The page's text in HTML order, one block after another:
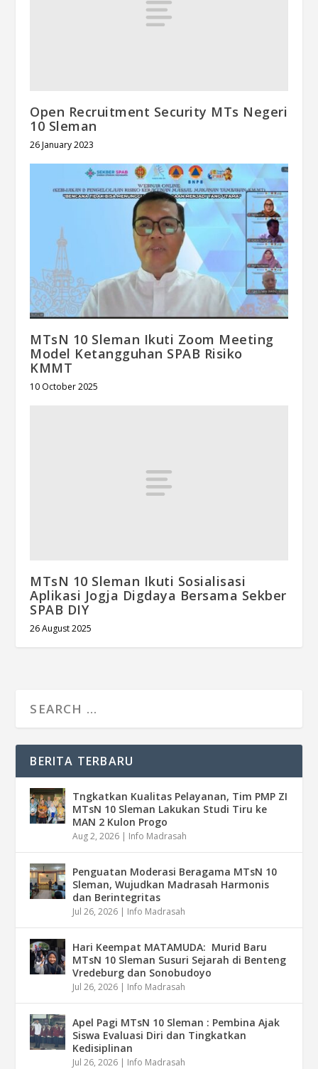
Open Recruitment Security MTs Negeri
10 Sleman
26 January 2023
MTsN 10 Sleman Ikuti Zoom Meeting
Model Ketangguhan SPAB Risiko
KMMT
10 October 2025
MTsN 10 Sleman Ikuti Sosialisasi
Aplikasi Jogja Digdaya Bersama Sekber
SPAB DIY
26 August 2025
BERITA TERBARU
Tngkatkan Kualitas Pelayanan, Tim PMP ZI
MTsN 10 Sleman Lakukan Studi Tiru ke
MAN 2 Kulon Progo
Aug 2, 2026 | Info Madrasah
Penguatan Moderasi Beragama MTsN 10
Sleman, Wujudkan Madrasah Harmonis
dan Berintegritas
Jul 26, 2026 | Info Madrasah
Hari Keempat MATAMUDA: Murid Baru
MTsN 10 Sleman Susuri Sejarah di Benteng
Vredeburg dan Sonobudoyo
Jul 26, 2026 | Info Madrasah
Apel Pagi MTsN 10 Sleman : Pembina Ajak
Siswa Evaluasi Diri dan Tingkatkan
Kedisiplinan
Jul 26, 2026 | Info Madrasah